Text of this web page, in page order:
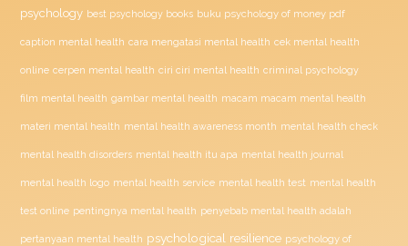
psychology best psychology books buku psychology of money pdf
caption mental health cara mengatasi mental health cek mental health
online cerpen mental health ciri ciri mental health criminal psychology
film mental health gambar mental health macam macam mental health
materi mental health mental health awareness month mental health check
mental health disorders mental health itu apa mental health journal
mental health logo mental health service mental health test mental health
test online pentingnya mental health penyebab mental health adalah
pertanyaan mental health psychological resilience psychology of